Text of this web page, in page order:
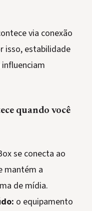
via conexão
isso, estabilidade
quando você
se conecta ao
mantém a
de mídia.
o equipamento